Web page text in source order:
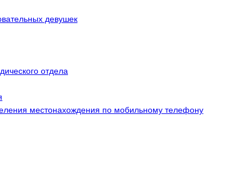
девушек
отдела
местонахождения по мобильному телефону